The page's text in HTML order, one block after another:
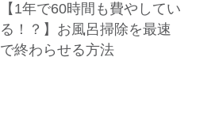
【1年で60時間も費やしてい
る！？】お風呂掃除を最速
で終わらせる方法